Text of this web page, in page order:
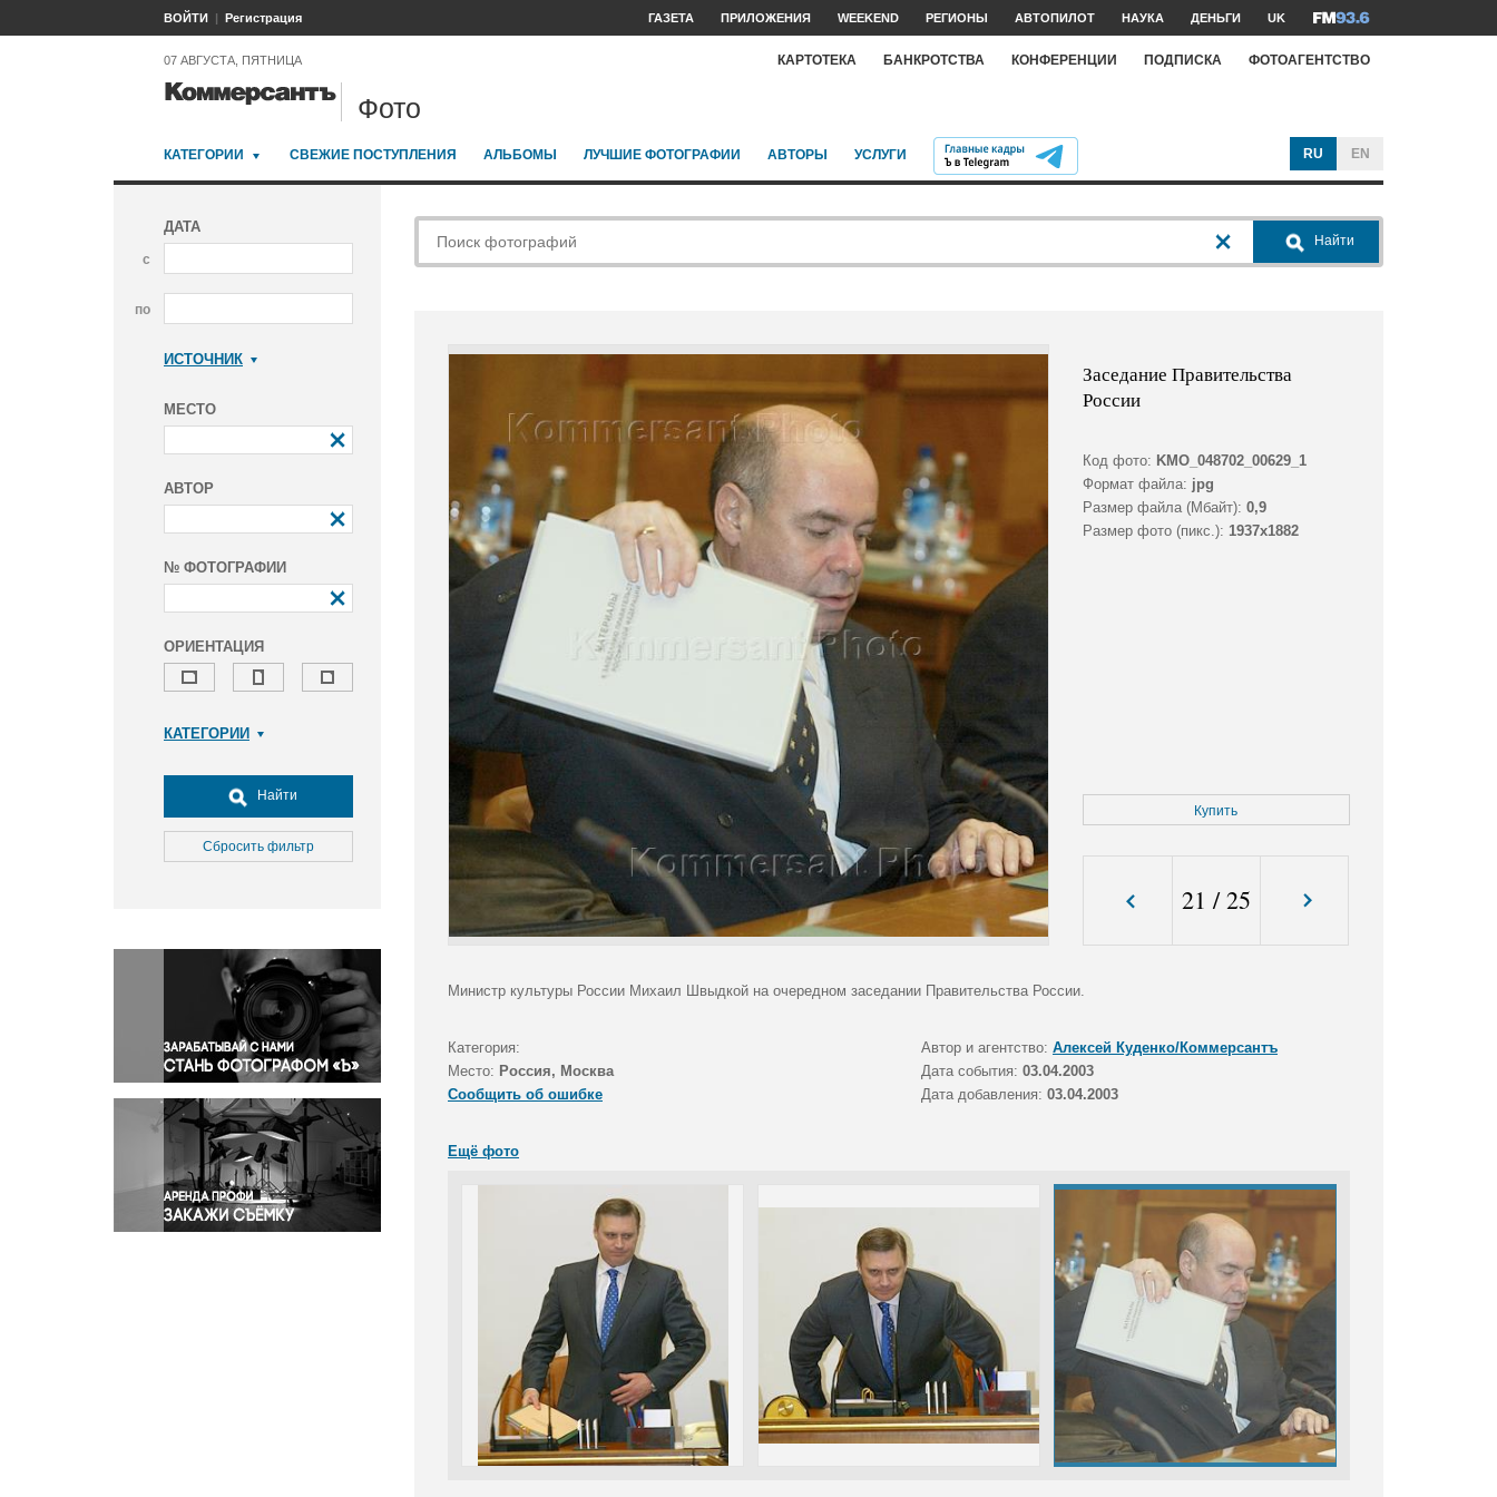
ВОЙТИ Регистрация ГАЗЕТА ПРИЛОЖЕНИЯ WEEKEND РЕГИОНЫ АВТОПИЛОТ НАУКА ДЕНЬГИ UK
07 АВГУСТА, ПЯТНИЦА КАРТОТЕКА БАНКРОТСТВА КОНФЕРЕНЦИИ ПОДПИСКА ФОТОАГЕНТСТВО
Фото
КАТЕГОРИИ СВЕЖИЕ ПОСТУПЛЕНИЯ АЛЬБОМЫ ЛУЧШИЕ ФОТОГРАФИИ АВТОРЫ УСЛУГИ RU EN
ДАТА
с
по
ИСТОЧНИК
МЕСТО
АВТОР
№ ФОТОГРАФИИ
ОРИЕНТАЦИЯ
КАТЕГОРИИ
Досуг, туризм и отдых
Культура
Медицина
Окружающая среда
Политика
Правосудие
Происшествия и конфликты
Религия
Светская жизнь
Спорт
Экология
Экономика и бизнес
Найти
Сбросить фильтр
Найти
Заседание Правительства
России
Код фото: KMO_048702_00629_1
Формат файла: jpg
Размер файла (Мбайт): 0,9
Размер фото (пикс.): 1937x1882
Купить
21 /25
Министр культуры России Михаил Швыдкой на очередном заседании Правительства России.
Категория: Автор и агентство: Алексей Куденко/Коммерсантъ
Место: Россия, Москва Дата события: 03.04.2003
Сообщить об ошибке
Дата добавления: 03.04.2003
Ещё фото